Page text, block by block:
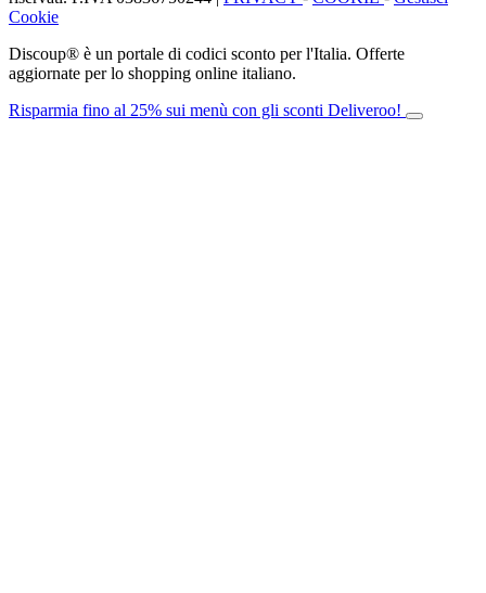
Cookie
Discoup® è un portale di codici sconto per l'Italia. Offerte
aggiornate per lo shopping online italiano.
Risparmia fino al 25% sui menù con gli sconti Deliveroo!